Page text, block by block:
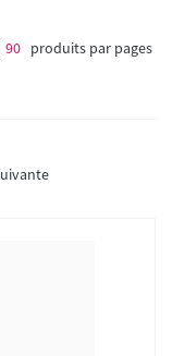
90 produits par pages